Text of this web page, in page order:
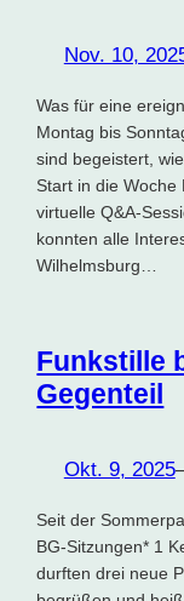
Nov. 10,
Was für eine
Montag bis
sind begeistert,
Start in die Woche
virtuelle Q&A-
konnten alle
Wilhelmsburg…
Funkstille
Gegenteil
Okt. 9, 2025
Seit der
BG-Sitzungen* 1
durften drei neue